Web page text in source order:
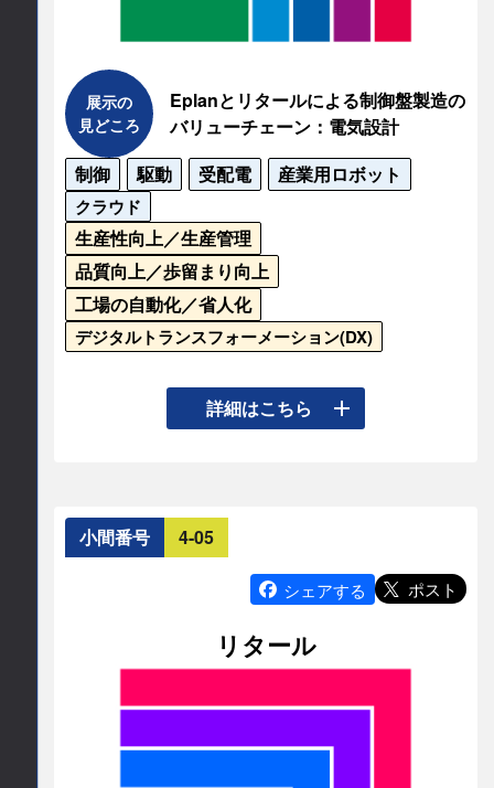
展示の
見どころ
Eplanとリタールによる制御盤製造の
バリューチェーン：電気設計
制御
駆動 受配電 産業用ロボット
クラウド
生産性向上／生産管理
品質向上／歩留まり向上
工場の自動化／省人化
デジタルトランスフォーメーション(DX)
◤未来を拓く電気設計CAD Eplan ◢
電気設計から制御盤製造まで、デジタルで繋がる
●電気設計の効率化：3D電気設計はいかに電気設
計を効率化できるのか、実際の操作画面でご確認
るフローをブースで体験していただけます。
●機械設計との連携：Eplanの電気設計データは、
3D機械設計データと連携・制御盤外設計に活用で
きます。製品全体の設計効率化の可能性をご覧く
詳細はこちら
小間番号 4-05
シェアする ポスト
リタール